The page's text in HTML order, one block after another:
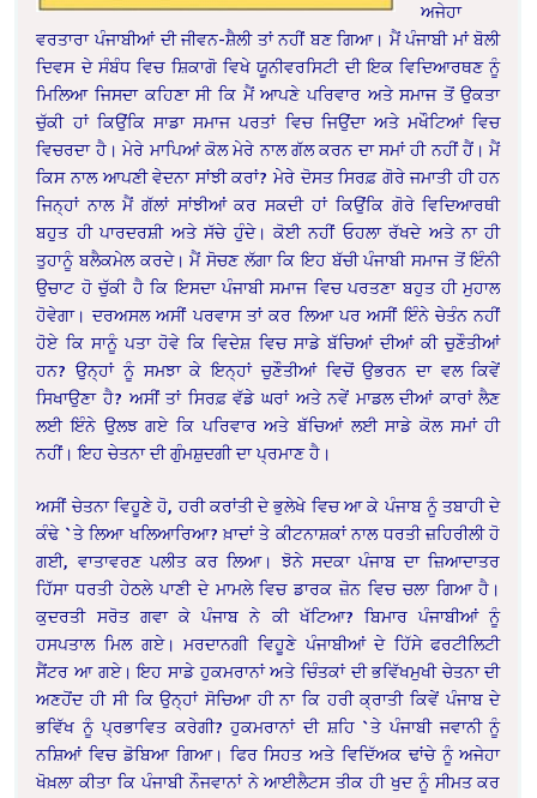
ਅਜੇਹਾ
ਵਰਤਾਰਾ ਪੰਜਾਬੀਆਂ ਦੀ ਜੀਵਨ-ਸ਼ੈਲੀ ਤਾਂ ਨਹੀਂ ਬਣ ਗਿਆ। ਮੈਂ ਪੰਜਾਬੀ ਮਾਂ ਬੋਲੀ
ਦਿਵਸ ਦੇ ਸੰਬੰਧ ਵਿਚ ਸ਼ਿਕਾਗੋ ਵਿਖੇ ਯੂਨੀਵਰਸਿਟੀ ਦੀ ਇਕ ਵਿਦਿਆਰਥਣ ਨੂੰ
ਮਿਲਿਆ ਜਿਸਦਾ ਕਹਿਣਾ ਸੀ ਕਿ ਮੈਂ ਆਪਣੇ ਪਰਿਵਾਰ ਅਤੇ ਸਮਾਜ ਤੋਂ ਉਕਤਾ
ਚੁੱਕੀ ਹਾਂ ਕਿਉਂਕਿ ਸਾਡਾ ਸਮਾਜ ਪਰਤਾਂ ਵਿਚ ਜਿਉਂਦਾ ਅਤੇ ਮਖੌਟਿਆਂ ਵਿਚ
ਵਿਚਰਦਾ ਹੈ। ਮੇਰੇ ਮਾਪਿਆਂ ਕੋਲ ਮੇਰੇ ਨਾਲ ਗੱਲ ਕਰਨ ਦਾ ਸਮਾਂ ਹੀ ਨਹੀਂ ਹੈਂ। ਮੈਂ
ਕਿਸ ਨਾਲ ਆਪਣੀ ਵੇਦਨਾ ਸਾਂਝੀ ਕਰਾਂ? ਮੇਰੇ ਦੋਸਤ ਸਿਰਫ਼ ਗੋਰੇ ਜਮਾਤੀ ਹੀ ਹਨ
ਜਿਨ੍ਹਾਂ ਨਾਲ ਮੈਂ ਗੱਲਾਂ ਸਾਂਝੀਆਂ ਕਰ ਸਕਦੀ ਹਾਂ ਕਿਉਂਕਿ ਗੋਰੇ ਵਿਦਿਆਰਥੀ
ਬਹੁਤ ਹੀ ਪਾਰਦਰਸ਼ੀ ਅਤੇ ਸੱਚੇ ਹੁੰਦੇ। ਕੋਈ ਨਹੀਂ ਓਹਲਾ ਰੱਖਦੇ ਅਤੇ ਨਾ ਹੀ
ਤੁਹਾਨੂੰ ਬਲੈਕਮੇਲ ਕਰਦੇ। ਮੈਂ ਸੋਚਣ ਲੱਗਾ ਕਿ ਇਹ ਬੱਚੀ ਪੰਜਾਬੀ ਸਮਾਜ ਤੋਂ ਇੰਨੀ
ਉਚਾਟ ਹੋ ਚੁੱਕੀ ਹੈ ਕਿ ਇਸਦਾ ਪੰਜਾਬੀ ਸਮਾਜ ਵਿਚ ਪਰਤਣਾ ਬਹੁਤ ਹੀ ਮੁਹਾਲ
ਹੋਵੇਗਾ। ਦਰਅਸਲ ਅਸੀਂ ਪਰਵਾਸ ਤਾਂ ਕਰ ਲਿਆ ਪਰ ਅਸੀਂ ਇੰਨੇ ਚੇਤੰਨ ਨਹੀਂ
ਹੋਏ ਕਿ ਸਾਨੂੰ ਪਤਾ ਹੋਵੇ ਕਿ ਵਿਦੇਸ਼ ਵਿਚ ਸਾਡੇ ਬੱਚਿਆਂ ਦੀਆਂ ਕੀ ਚੁਣੌਤੀਆਂ
ਹਨ? ਉਨ੍ਹਾਂ ਨੂੰ ਸਮਝਾ ਕੇ ਇਨ੍ਹਾਂ ਚੁਣੌਤੀਆਂ ਵਿਚੋਂ ਉਭਰਨ ਦਾ ਵਲ ਕਿਵੇਂ
ਸਿਖਾਉਣਾ ਹੈ? ਅਸੀਂ ਤਾਂ ਸਿਰਫ਼ ਵੱਡੇ ਘਰਾਂ ਅਤੇ ਨਵੇਂ ਮਾਡਲ ਦੀਆਂ ਕਾਰਾਂ ਲੈਣ
ਲਈ ਇੰਨੇ ਉਲਝ ਗਏ ਕਿ ਪਰਿਵਾਰ ਅਤੇ ਬੱਚਿਆਂ ਲਈ ਸਾਡੇ ਕੋਲ ਸਮਾਂ ਹੀ
ਨਹੀਂ। ਇਹ ਚੇਤਨਾ ਦੀ ਗੁੰਮਸ਼ੁਦਗੀ ਦਾ ਪ੍ਰਮਾਣ ਹੈ।
ਅਸੀਂ ਚੇਤਨਾ ਵਿਹੂਣੇ ਹੋ, ਹਰੀ ਕਰਾਂਤੀ ਦੇ ਭੁਲੇਖੇ ਵਿਚ ਆ ਕੇ ਪੰਜਾਬ ਨੂੰ ਤਬਾਹੀ ਦੇ
ਕੰਢੇ `ਤੇ ਲਿਆ ਖਲਿਆਰਿਆ? ਖ਼ਾਦਾਂ ਤੇ ਕੀਟਨਾਸ਼ਕਾਂ ਨਾਲ ਧਰਤੀ ਜ਼ਹਿਰੀਲੀ ਹੋ
ਗਈ, ਵਾਤਾਵਰਣ ਪਲੀਤ ਕਰ ਲਿਆ। ਝੋਨੇ ਸਦਕਾ ਪੰਜਾਬ ਦਾ ਜ਼ਿਆਦਾਤਰ
ਹਿੱਸਾ ਧਰਤੀ ਹੇਠਲੇ ਪਾਣੀ ਦੇ ਮਾਮਲੇ ਵਿਚ ਡਾਰਕ ਜ਼ੋਨ ਵਿਚ ਚਲਾ ਗਿਆ ਹੈ।
ਕੁਦਰਤੀ ਸਰੋਤ ਗਵਾ ਕੇ ਪੰਜਾਬ ਨੇ ਕੀ ਖੱਟਿਆ? ਬਿਮਾਰ ਪੰਜਾਬੀਆਂ ਨੂੰ
ਹਸਪਤਾਲ ਮਿਲ ਗਏ। ਮਰਦਾਨਗੀ ਵਿਹੂਣੇ ਪੰਜਾਬੀਆਂ ਦੇ ਹਿੱਸੇ ਫਰਟੀਲਿਟੀ
ਸੈਂਟਰ ਆ ਗਏ। ਇਹ ਸਾਡੇ ਹੁਕਮਰਾਨਾਂ ਅਤੇ ਚਿੰਤਕਾਂ ਦੀ ਭਵਿੱਖਮੁਖੀ ਚੇਤਨਾ ਦੀ
ਅਣਹੋਂਦ ਹੀ ਸੀ ਕਿ ਉਨ੍ਹਾਂ ਸੋਚਿਆ ਹੀ ਨਾ ਕਿ ਹਰੀ ਕ੍ਰਾਤੀ ਕਿਵੇਂ ਪੰਜਾਬ ਦੇ
ਭਵਿੱਖ ਨੂੰ ਪ੍ਰਭਾਵਿਤ ਕਰੇਗੀ? ਹੁਕਮਰਾਨਾਂ ਦੀ ਸ਼ਹਿ `ਤੇ ਪੰਜਾਬੀ ਜਵਾਨੀ ਨੂੰ
ਨਸ਼ਿਆਂ ਵਿਚ ਡੋਬਿਆ ਗਿਆ। ਫਿਰ ਸਿਹਤ ਅਤੇ ਵਿਦਿੱਅਕ ਢਾਂਚੇ ਨੂੰ ਅਜੇਹਾ
ਖੋਖ਼ਲਾ ਕੀਤਾ ਕਿ ਪੰਜਾਬੀ ਨੌਜਵਾਨਾਂ ਨੇ ਆਈਲੈਟਸ ਤੀਕ ਹੀ ਖੁਦ ਨੂੰ ਸੀਮਤ ਕਰ